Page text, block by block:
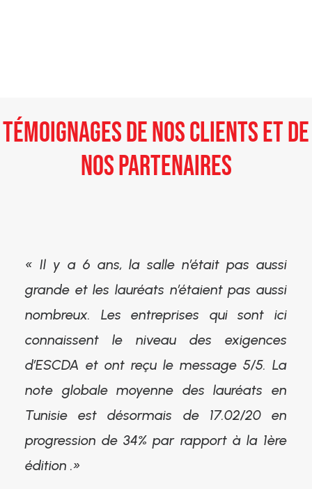
TÉMOIGNAGES DE NOS CLIENTS ET DE
NOS PARTENAIRES
« Il y a 6 ans, la salle n’était pas aussi
grande et les lauréats n’étaient pas aussi
nombreux. Les entreprises qui sont ici
connaissent le niveau des exigences
d’ESCDA et ont reçu le message 5/5. La
note globale moyenne des lauréats en
Tunisie est désormais de 17.02/20 en
progression de 34% par rapport à la 1ère
édition .»